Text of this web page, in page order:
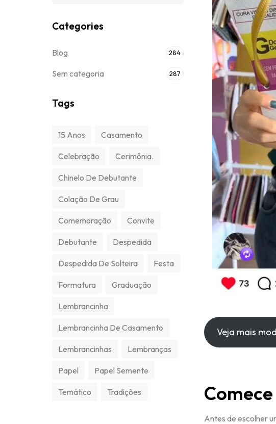
Veja mais
Antes de escolher
Categories
Blog 284
Sem categoria 287
Tags
15 Anos Casamento
Celebração Cerimônia.
Chinelo De Debutante
Colação De Grau
Comemoração Convite
Debutante Despedida
Despedida De Solteira Festa
Formatura Graduação
Lembrancinha
Lembrancinha De Casamento
Lembrancinhas Lembranças
Papel Papel Semente
Temático Tradições